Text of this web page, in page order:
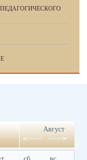
Август